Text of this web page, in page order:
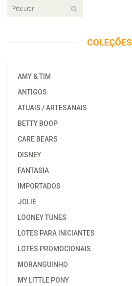
COLEÇÕES
AMY & TIM
ANTIGOS
ATUAIS / ARTESANAIS
BETTY BOOP
CARE BEARS
DISNEY
FANTASIA
IMPORTADOS
JOLIE
LOONEY TUNES
LOTES PARA INICIANTES
LOTES PROMOCIONAIS
MORANGUINHO
MY LITTLE PONY